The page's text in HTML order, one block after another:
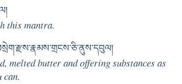
this mantra.
melted butter and offering substances as
can.